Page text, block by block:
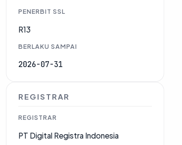
PENERBIT SSL
R13
BERLAKU SAMPAI
2026-07-31
REGISTRAR
REGISTRAR
PT Digital Registra Indonesia